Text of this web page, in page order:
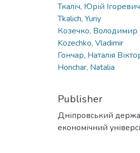
Ткаліч, Юрій Ігоревич
Tkalich, Yuriy
Козечко, Володимир
Kozechko, Vladimir
Гончар, Наталія
Honchar, Natalia
Publisher
Дніпровський
економічний